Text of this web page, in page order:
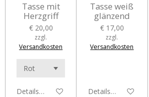
Tasse mit
Herzgriff
€ 20,00
zzgl.
Versandkosten
Details anzeigen
Tasse weiß
glänzend
€ 17,00
zzgl.
Versandkosten
Details anzeigen